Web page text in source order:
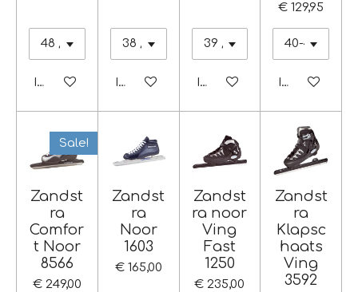
In winkelwagenIn winkelwagenIn winkelwagen
€ 129,95
In
Sale!
Zandst
ra
Comfor
t Noor
8566
€ 249,00
Zandst
ra
Noor
1603
€ 165,00
Zandst
ra noor
Ving
Fast
1250
€ 235,00
Zandst
ra
Klapsc
haats
Ving
3592